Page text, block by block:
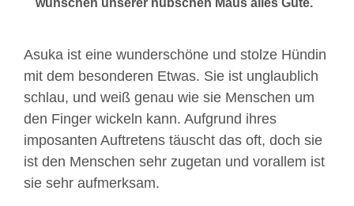
wünschen unserer hübschen Maus alles Gute.
Asuka ist eine wunderschöne und stolze Hündin
mit dem besonderen Etwas. Sie ist unglaublich
schlau, und weiß genau wie sie Menschen um
den Finger wickeln kann. Aufgrund ihres
imposanten Auftretens täuscht das oft, doch sie
ist den Menschen sehr zugetan und vorallem ist
sie sehr aufmerksam.